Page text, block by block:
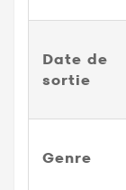
Date de
sortie
Genre